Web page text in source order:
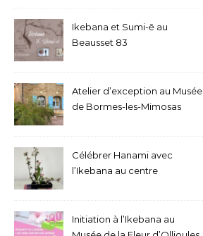
Ikebana et Sumi-ē au
Beausset 83
Atelier d’exception au Musée
de Bormes-les-Mimosas
Célébrer Hanami avec
l’Ikebana au centre
Initiation à l’Ikebana au